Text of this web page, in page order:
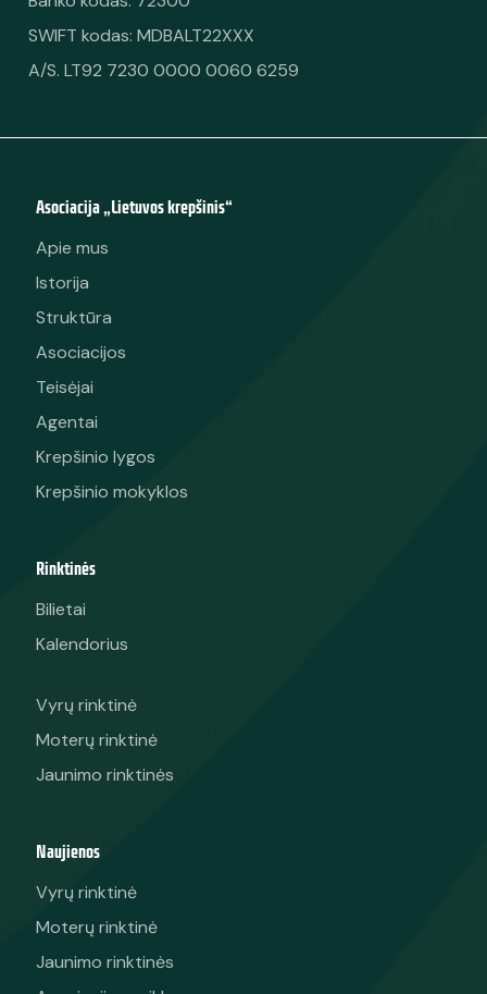
SWIFT kodas: MDBALT22XXX
A/S. LT92 7230 0000 0060 6259
Asociacija „Lietuvos krepšinis“
Apie mus
Istorija
Struktūra
Asociacijos
Teisėjai
Agentai
Krepšinio lygos
Krepšinio mokyklos
Rinktinės
Bilietai
Kalendorius
Vyrų rinktinė
Moterų rinktinė
Jaunimo rinktinės
Naujienos
Vyrų rinktinė
Moterų rinktinė
Jaunimo rinktinės